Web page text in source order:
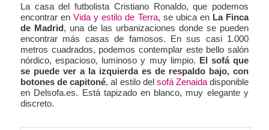
La casa del futbolista Cristiano Ronaldo, que podemos
encontrar enVida y estilo de Terra, se ubica en La Finca
de Madrid, una de las urbanizaciones donde se pueden
encontrar más casas de famosos. En sus casi 1.000
metros cuadrados, podemos contemplar este bello salón
nórdico, espacioso, luminoso y muy limpio. El sofá que
se puede ver a la izquierda es de respaldo bajo, con
botones de capitoné, al estilo del sofá Zenaidadisponible
en Delsofa.es. Está tapizado en blanco, muy elegante y
discreto.